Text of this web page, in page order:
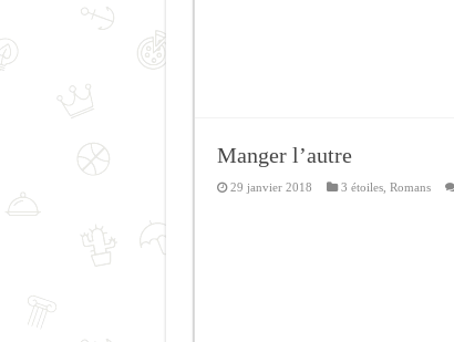
Manger l’autre
29 janvier 2018 3 étoiles, Romans